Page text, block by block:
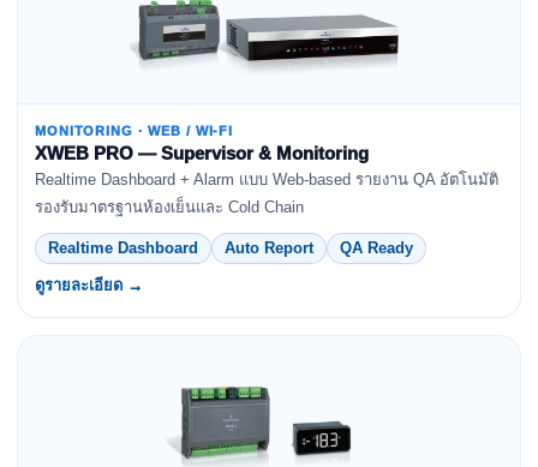
MONITORING · WEB / WI-FI
XWEB PRO — Supervisor & Monitoring
Realtime Dashboard + Alarm แบบ Web-based รายงาน QA อัตโนมัติ
รองรับมาตรฐานห้องเย็นและ Cold Chain
Realtime Dashboard Auto Report QA Ready
ดูรายละเอียด →